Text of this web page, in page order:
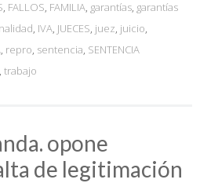
, FALLOS, FAMILIA, garantías, garantías
, IVA, JUECES, juez, juicio,
, repro, sentencia, SENTENCIA
, trabajo
opone
de legitimación